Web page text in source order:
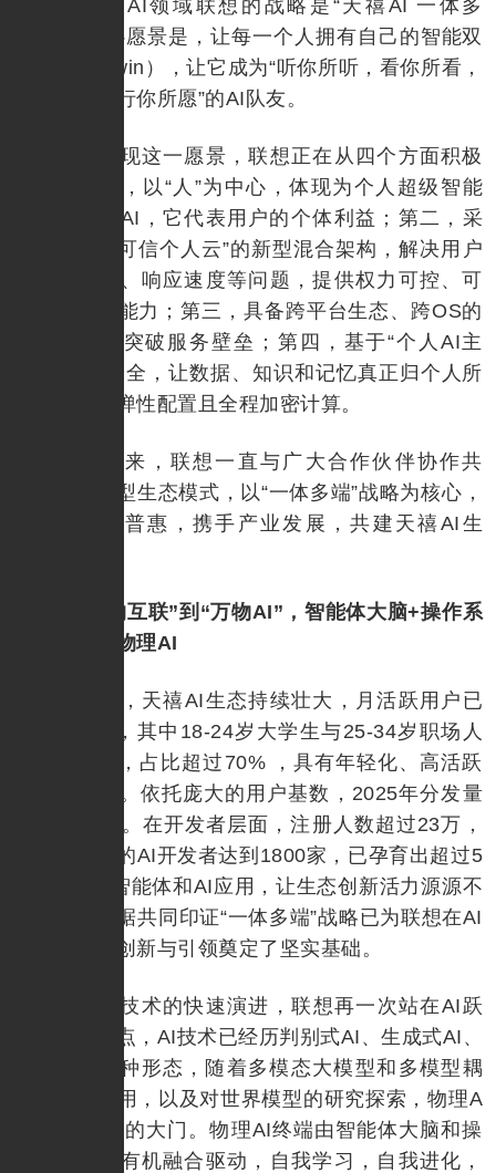
向。在个人AI领域联想的战略是“天禧AI 一体多
端”，其核心愿景是，让每一个人拥有自己的智能双
胞胎（AI Twin），让它成为“听你所听，看你所看，
思你所想，行你所愿”的AI队友。
为了实现这一愿景，联想正在从四个方面积极
推进。第一，以“人”为中心，体现为个人超级智能
体，即天禧AI，它代表用户的个体利益；第二，采
用“AI终端+可信个人云”的新型混合架构，解决用户
信任、成本、响应速度等问题，提供权力可控、可
管理的模型能力；第三，具备跨平台生态、跨OS的
连接能力，突破服务壁垒；第四，基于“个人AI主
权”的可信安全，让数据、知识和记忆真正归个人所
有，算力可弹性配置且全程加密计算。
多年以来，联想一直与广大合作伙伴协作共
赢，打造新型生态模式，以“一体多端”战略为核心，
加速个人AI普惠，携手产业发展，共建天禧AI生
从“万物互联”到“万物AI”，智能体大脑+操作系
统小脑驱动物理AI
三年来，天禧AI生态持续壮大，月活跃用户已
突破 2.8亿，其中18-24岁大学生与25-34岁职场人
为核心客群，占比超过70% ，具有年轻化、高活跃
的总体特征。依托庞大的用户基数，2025年分发量
突破40亿次。在开发者层面，注册人数超过23万，
其中新注册的AI开发者达到1800家，已孕育出超过5
000款领域智能体和AI应用，让生态创新活力源源不
断。这些数据共同印证“一体多端”战略已为联想在AI
时代的持续创新与引领奠定了坚实基础。
随着AI技术的快速演进，联想再一次站在AI跃
迁的关键节点，AI技术已经历判别式AI、生成式AI、
智能体AI三种形态，随着多模态大模型和多模型耦
合技术的应用，以及对世界模型的研究探索，物理A
I开启了希望的大门。物理AI终端由智能体大脑和操
作系统小脑有机融合驱动，自我学习，自我进化，